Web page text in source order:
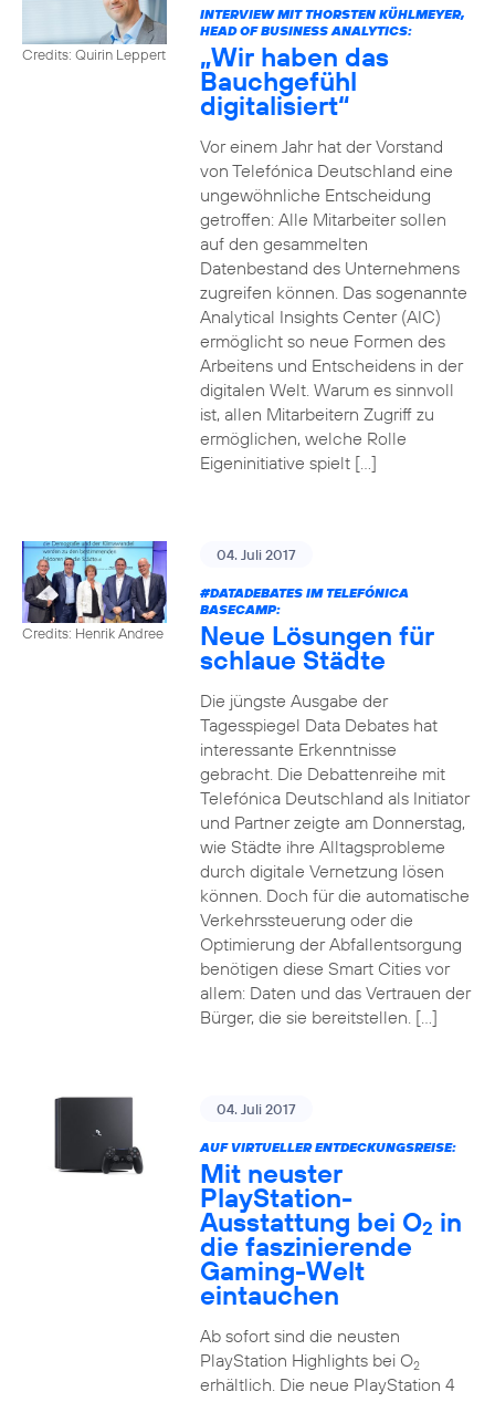
Credits: Quirin Leppert
INTERVIEW MIT THORSTEN KÜHLMEYER,
HEAD OF BUSINESS ANALYTICS:
„Wir haben das
Bauchgefühl
digitalisiert“
Vor einem Jahr hat der Vorstand
von Telefónica Deutschland eine
ungewöhnliche Entscheidung
getroffen: Alle Mitarbeiter sollen
auf den gesammelten
Datenbestand des Unternehmens
zugreifen können. Das sogenannte
Analytical Insights Center (AIC)
ermöglicht so neue Formen des
Arbeitens und Entscheidens in der
digitalen Welt. Warum es sinnvoll
ist, allen Mitarbeitern Zugriff zu
ermöglichen, welche Rolle
Eigeninitiative spielt […]
Credits: Henrik Andree
04. Juli 2017
#DATADEBATESIM TELEFÓNICA
BASECAMP:
Neue Lösungen für
schlaue Städte
Die jüngste Ausgabe der
Tagesspiegel Data Debates hat
interessante Erkenntnisse
gebracht. Die Debattenreihe mit
Telefónica Deutschland als Initiator
und Partner zeigte am Donnerstag,
wie Städte ihre Alltagsprobleme
durch digitale Vernetzung lösen
können. Doch für die automatische
Verkehrssteuerung oder die
Optimierung der Abfallentsorgung
benötigen diese Smart Cities vor
allem: Daten und das Vertrauen der
Bürger, die sie bereitstellen. […]
04. Juli 2017
AUF VIRTUELLER ENTDECKUNGSREISE:
Mit neuster
PlayStation-
Ausstattung bei O2 in
die faszinierende
Gaming-Welt
eintauchen
Ab sofort sind die neusten
PlayStation Highlights bei O2
erhältlich. Die neue PlayStation 4